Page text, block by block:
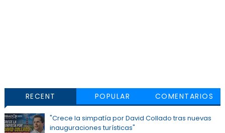
RECENT POPULAR COMENTARIOS
"Crece la simpatía por David Collado tras nuevas
inauguraciones turísticas"